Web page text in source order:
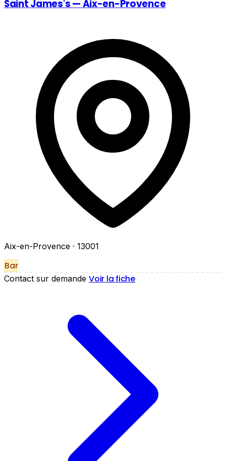
Saint James's — Aix-en-Provence
Aix-en-Provence · 13001
Bar
Contact sur demande Voir la fiche